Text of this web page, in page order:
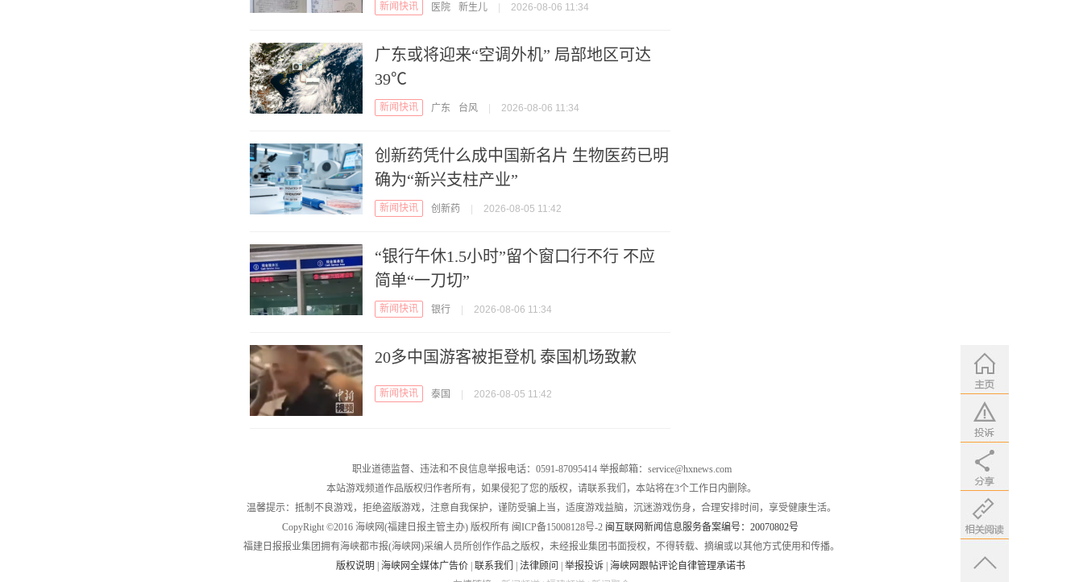
新闻快讯 医院 新生儿 2026-08-06 11:34
广东或将迎来“空调外机” 局部地区可达
39℃
新闻快讯 广东 台风 2026-08-06 11:34
创新药凭什么成中国新名片 生物医药已明
确为“新兴支柱产业”
新闻快讯 创新药 2026-08-05 11:42
“银行午休1.5小时”留个窗口行不行 不应
简单“一刀切”
新闻快讯 银行 2026-08-06 11:34
20多中国游客被拒登机 泰国机场致歉
新闻快讯 泰国 2026-08-05 11:42
职业道德监督、违法和不良信息举报电话：0591-87095414 举报邮箱：service@hxnews.com
本站游戏频道作品版权归作者所有，如果侵犯了您的版权，请联系我们，本站将在3个工作日内删除。
温馨提示：抵制不良游戏，拒绝盗版游戏，注意自我保护，谨防受骗上当，适度游戏益脑，沉迷游戏伤身，合理安排时间，享受健康生活。
CopyRight ©2016 海峡网(福建日报主管主办) 版权所有 闽ICP备15008128号-2 闽互联网新闻信息服务备案编号：20070802号
福建日报报业集团拥有海峡都市报(海峡网)采编人员所创作作品之版权，未经报业集团书面授权，不得转载、摘编或以其他方式使用和传播。
版权说明
海峡网全媒体广告价 联系我们 法律顾问 举报投诉
海峡网跟帖评论自律管理承诺书